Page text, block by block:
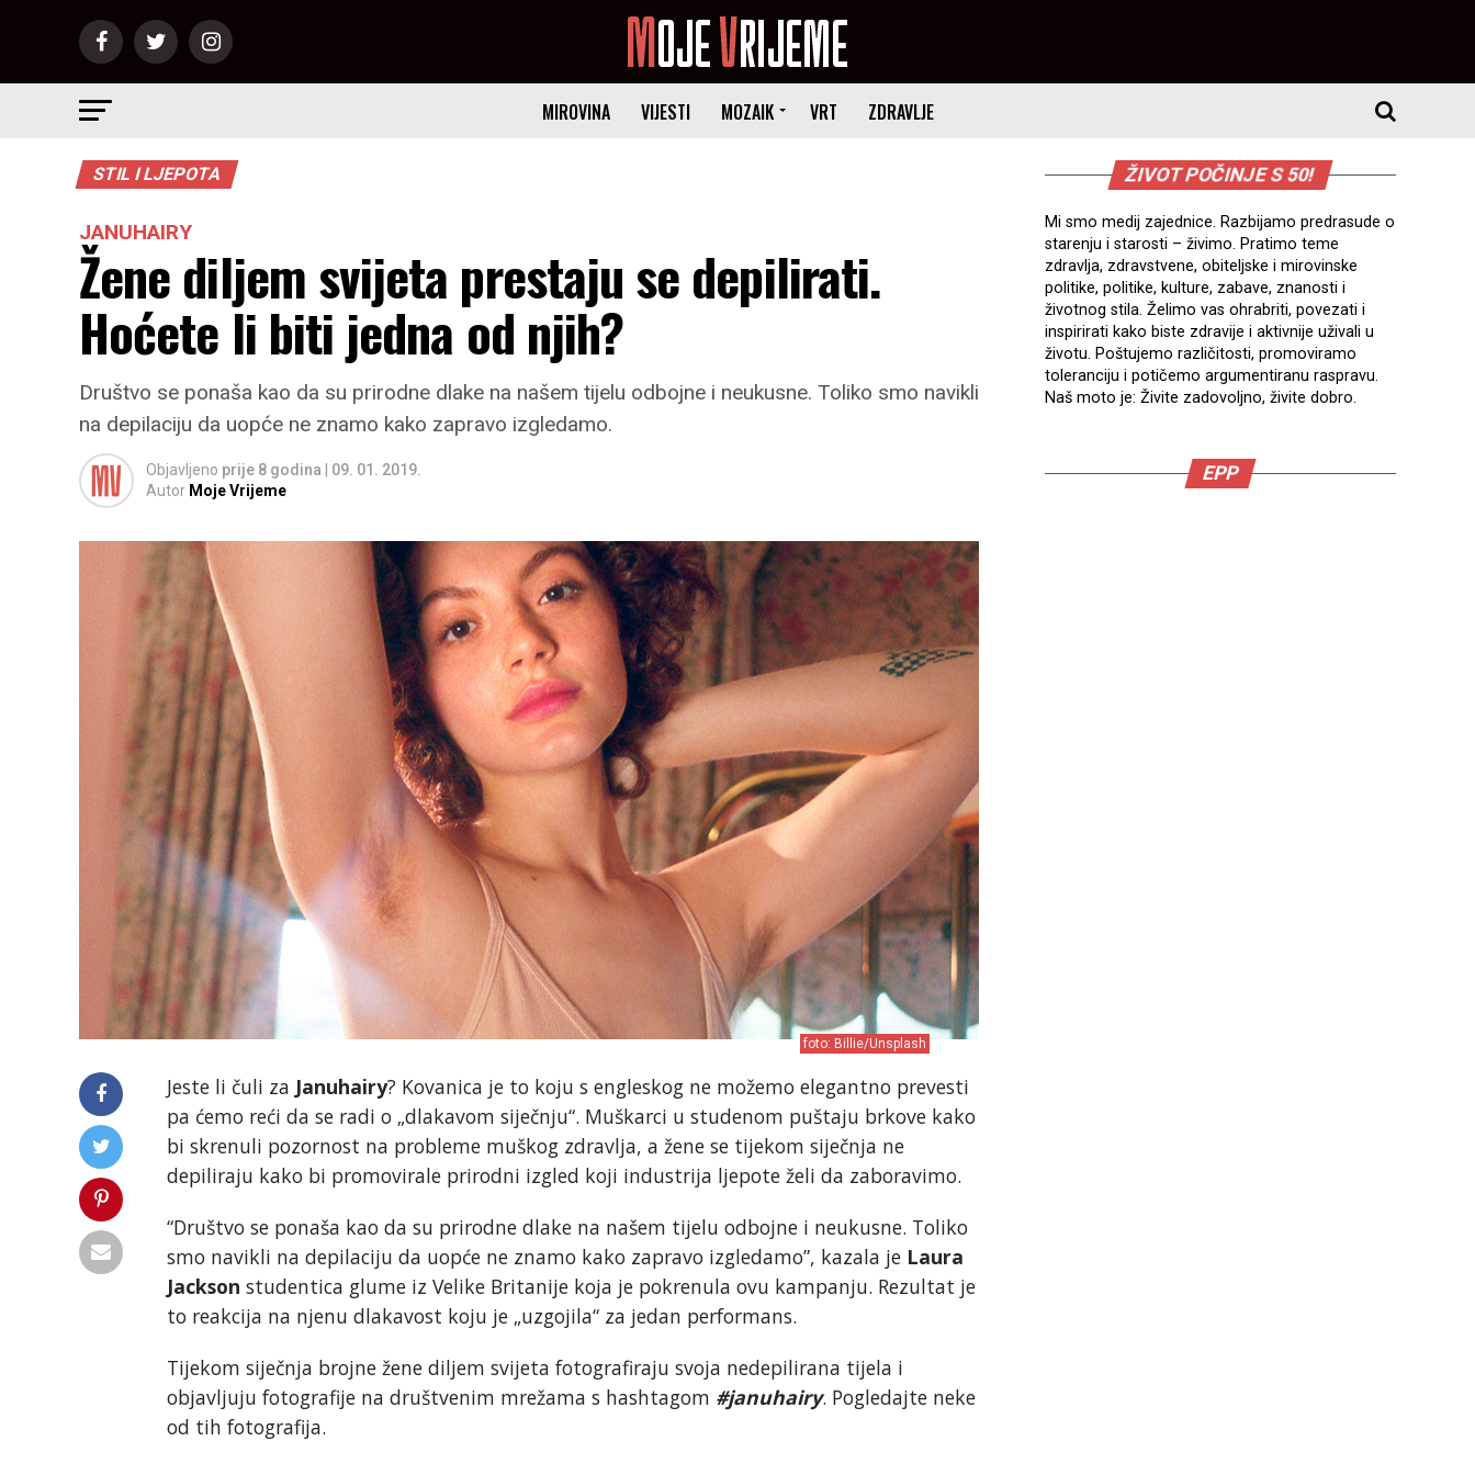
MIROVINA VIJESTI MOZAIK VRT ZDRAVLJE
STIL I LJEPOTA
JANUHAIRY
Žene diljem svijeta prestaju se depilirati.
Hoćete li biti jedna od njih?
Društvo se ponaša kao da su prirodne dlake na našem tijelu odbojne i neukusne. Toliko smo navikli
na depilaciju da uopće ne znamo kako zapravo izgledamo.
Objavljeno prije 8 godina
09. 01. 2019.
Autor Moje Vrijeme
foto: Billie/Unsplash
Jeste li čuli za Januhairy? Kovanica je to koju s engleskog ne možemo elegantno prevesti
pa ćemo reći da se radi o „dlakavom siječnju“. Muškarci u studenom puštaju brkove kako
bi skrenuli pozornost na probleme muškog zdravlja, a žene se tijekom siječnja ne
depiliraju kako bi promovirale prirodni izgled koji industrija ljepote želi da zaboravimo.
“Društvo se ponaša kao da su prirodne dlake na našem tijelu odbojne i neukusne. Toliko
smo navikli na depilaciju da uopće ne znamo kako zapravo izgledamo”, kazala je Laura
Jackson studentica glume iz Velike Britanije koja je pokrenula ovu kampanju. Rezultat je
to reakcija na njenu dlakavost koju je „uzgojila“ za jedan performans.
Tijekom siječnja brojne žene diljem svijeta fotografiraju svoja nedepilirana tijela i
objavljuju fotografije na društvenim mrežama s hashtagom #januhairy. Pogledajte neke
od tih fotografija.
ŽIVOT POČINJE S 50!
Mi smo medij zajednice. Razbijamo predrasude o
starenju i starosti – živimo. Pratimo teme
zdravlja, zdravstvene, obiteljske i mirovinske
politike, politike, kulture, zabave, znanosti i
životnog stila. Želimo vas ohrabriti, povezati i
inspirirati kako biste zdravije i aktivnije uživali u
životu. Poštujemo različitosti, promoviramo
toleranciju i potičemo argumentiranu raspravu.
Naš moto je: Živite zadovoljno, živite dobro.
EPP